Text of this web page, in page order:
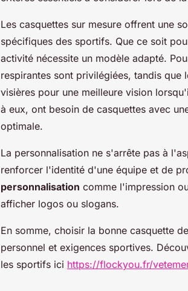
Les casquettes sur mesure offrent une
spécifiques des sportifs. Que ce soit
activité nécessite un modèle adapté.
respirantes sont privilégiées, tandis
visières pour une meilleure vision
à eux, ont besoin de casquettes avec
optimale.
La personnalisation ne s'arrête pas à
renforcer l'identité d'une équipe et de
personnalisation comme l'impression
afficher logos ou slogans.
En somme, choisir la bonne casquette
personnel et exigences sportives.
les sportifs ici https://flockyou.fr/